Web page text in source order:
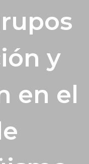
y
en el